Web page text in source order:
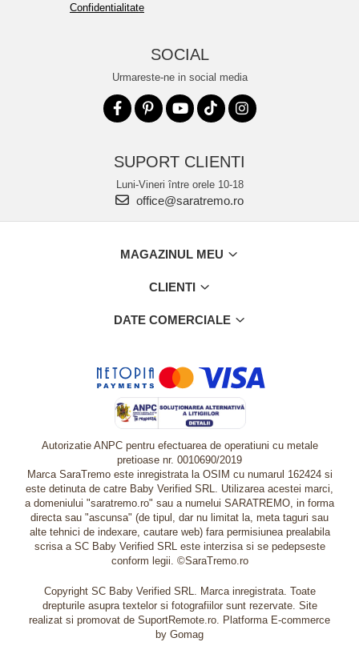
Confidentialitate
SOCIAL
Urmareste-ne in social media
SUPORT CLIENTI
Luni-Vineri între orele 10-18
office@saratremo.ro
MAGAZINUL MEU
CLIENTI
DATE COMERCIALE
Autorizatie ANPC pentru efectuarea de operatiuni cu metale
pretioase nr. 0010690/2019
Marca SaraTremo este inregistrata la OSIM cu numarul 162424 si
este detinuta de catre Baby Verified SRL. Utilizarea acestei marci,
a domeniului "saratremo.ro" sau a numelui SARATREMO, in forma
directa sau "ascunsa" (de tipul, dar nu limitat la, meta taguri sau
alte tehnici de indexare, cautare web) fara permisiunea prealabila
scrisa a SC Baby Verified SRL este interzisa si se pedepseste
conform legii. ©SaraTremo.ro
Copyright SC Baby Verified SRL. Marca inregistrata. Toate
drepturile asupra textelor si fotografiilor sunt rezervate. Site
realizat si promovat de SuportRemote.ro. Platforma E-commerce
by Gomag